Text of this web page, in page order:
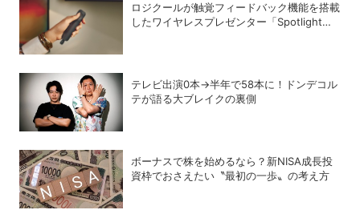
ロジクールが触覚フィードバック機能を搭載
したワイヤレスプレゼンター「Spotlight
テレビ出演0本→半年で58本に！ドンデコル
テが語る大ブレイクの裏側
ボーナスで株を始めるなら？新NISA成長投
資枠でおさえたい〝最初の一歩〟の考え方